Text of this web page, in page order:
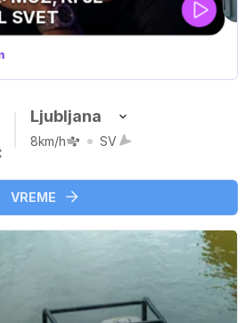
PINGVIN
pustolovski
Ljubljana
8km/h SV
VREME